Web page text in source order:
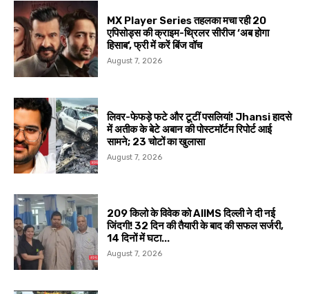
MX Player Series तहलका मचा रही 20
एपिसोड्स की क्राइम-थ्रिलर सीरीज ‘अब होगा
हिसाब’, फ्री में करें बिंज वॉच
August 7, 2026
लिवर-फेफड़े फटे और टूटीं पसलियां! Jhansi हादसे
में अतीक के बेटे अबान की पोस्टमॉर्टम रिपोर्ट आई
सामने; 23 चोटों का खुलासा
August 7, 2026
209 किलो के विवेक को AIIMS दिल्ली ने दी नई
जिंदगी! 32 दिन की तैयारी के बाद की सफल सर्जरी,
14 दिनों में घटा...
August 7, 2026